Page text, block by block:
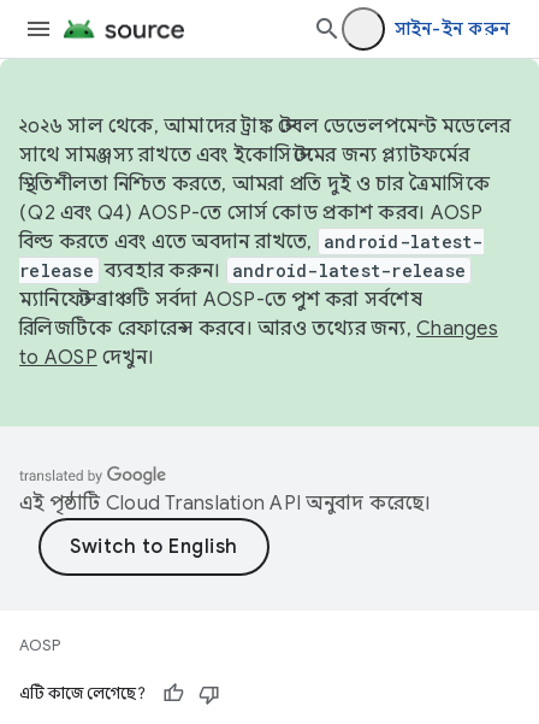
সাইন-ইন করুন
২০২৬ সাল থেকে, আমাদের ট্রাঙ্ক স্টেবল ডেভেলপমেন্ট মডেলের
সাথে সামঞ্জস্য রাখতে এবং ইকোসিস্টেমের জন্য প্ল্যাটফর্মের
স্থিতিশীলতা নিশ্চিত করতে, আমরা প্রতি দুই ও চার ত্রৈমাসিকে
(Q2 এবং Q4) AOSP-তে সোর্স কোড প্রকাশ করব। AOSP
বিল্ড করতে এবং এতে অবদান রাখতে,
android-latest-
release ব্যবহার করুন। android-latest-release
ম্যানিফেস্ট ব্রাঞ্চটি সর্বদা AOSP-তে পুশ করা সর্বশেষ
রিলিজটিকে রেফারেন্স করবে। আরও তথ্যের জন্য, Changes
to AOSP দেখুন।
এই পৃষ্ঠাটি Cloud Translation API অনুবাদ করেছে।
AOSP
এটি কাজে লেগেছে?